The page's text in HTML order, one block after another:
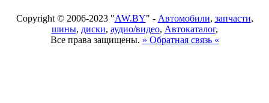
Copyright © 2006-2023 "AW.BY" - Автомобили, запчасти,
шины, диски, аудио/видео, Автокаталог,
Все права защищены. » Обратная связь «